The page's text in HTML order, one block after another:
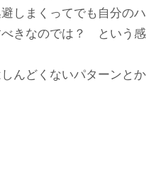
しまくってでも自分のハ
べきなのでは？ という感
んどくないパターンとか